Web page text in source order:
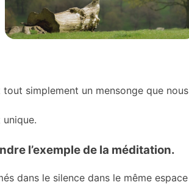
simplement un mensonge que nous
l’exemple de la méditation.
dans le silence dans le même espace